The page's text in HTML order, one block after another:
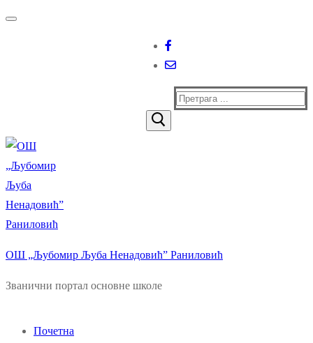
Прескочи
Изборник
Затворити
Тражи
ОШ „Љубомир Љуба Ненадовић” Раниловић
Званични портал основне школе
Почетна